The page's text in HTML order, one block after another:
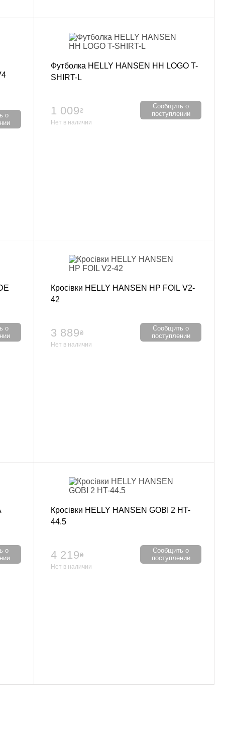
о
Футболка HELLY HANSEN HH LOGO T-
SHIRT-L
1 009₴
Нет в наличии
Сообщить о
поступлении
о
Кросівки HELLY HANSEN HP FOIL V2-
42
3 889₴
Нет в наличии
Сообщить о
поступлении
о
Кросівки HELLY HANSEN GOBI 2 HT-
44.5
4 219₴
Нет в наличии
Сообщить о
поступлении